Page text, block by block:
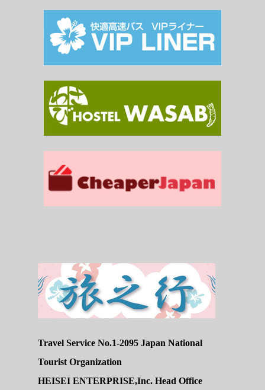
Travel Service No.1-2095 Japan National
Tourist Organization
HEISEI ENTERPRISE,Inc. Head Office